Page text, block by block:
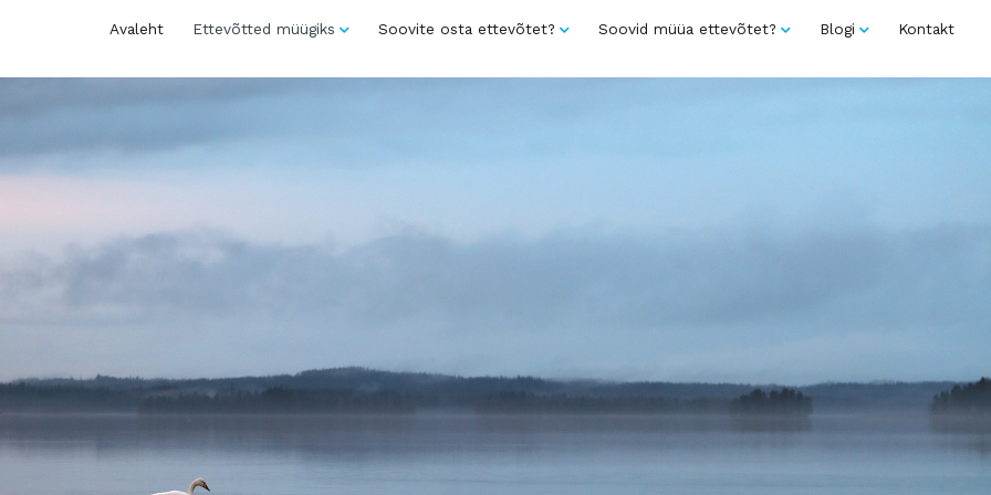
Avaleht Ettevõtted müügiks Soovite osta ettevõtet? Soovid müüa ettevõtet? Blogi Kontakt